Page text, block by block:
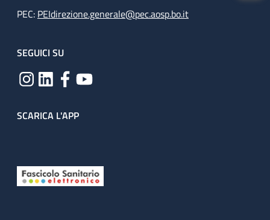
PEC: PEIdirezione.generale@pec.aosp.bo.it
SEGUICI SU
SCARICA L'APP